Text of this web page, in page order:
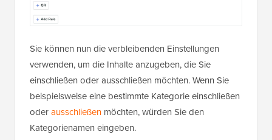
Sie können nun die verbleibenden Einstellungen
verwenden, um die Inhalte anzugeben, die Sie
einschließen oder ausschließen möchten. Wenn Sie
beispielsweise eine bestimmte Kategorie einschließen
oderausschließen möchten, würden Sie den
Kategorienamen eingeben.